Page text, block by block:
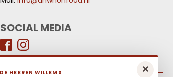
SOCIAL MEDIA
×
DE HEEREN WILLEMS